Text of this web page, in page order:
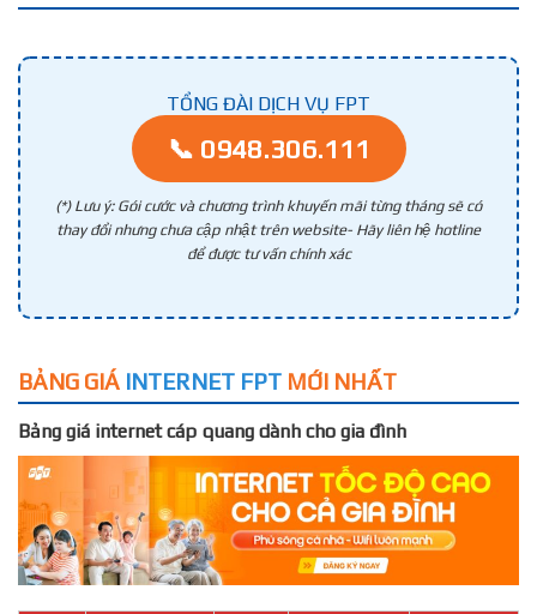
TỔNG ĐÀI DỊCH VỤ FPT
📞 0948.306.111
(*) Lưu ý: Gói cước và chương trình khuyến mãi từng tháng sẽ có
thay đổi nhưng chưa cập nhật trên website- Hãy liên hệ hotline
để được tư vấn chính xác
BẢNG GIÁ INTERNET FPT MỚI NHẤT
Bảng giá internet cáp quang dành cho gia đình